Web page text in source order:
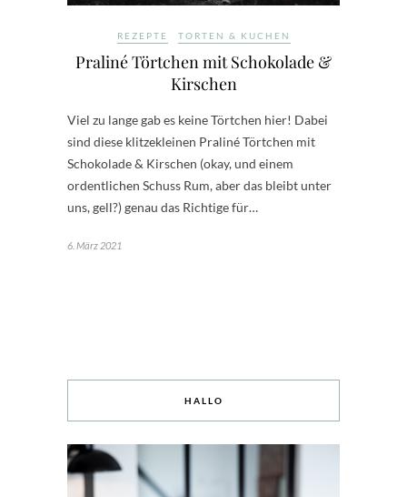
REZEPTE TORTEN & KUCHEN
Praliné Törtchen mit Schokolade &
Kirschen
Viel zu lange gab es keine Törtchen hier! Dabei
sind diese klitzekleinen Praliné Törtchen mit
Schokolade & Kirschen (okay, und einem
ordentlichen Schuss Rum, aber das bleibt unter
uns, gell?) genau das Richtige für…
6. März 2021
HALLO